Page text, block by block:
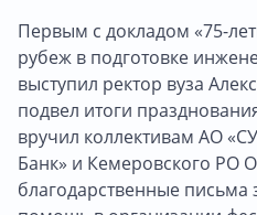
Первым с докладом «75-
рубеж в подготовке
выступил ректор вуза
подвел итоги
вручил коллективам АО
Банк» и Кемеровского РО
благодарственные письма